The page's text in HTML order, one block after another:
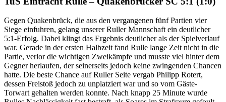
Gegen Quakenbrück, die aus den vergangenen fünf Partien vier
Siege einfuhren, gelang unserer Ruller Mannschaft ein deutlicher
5:1-Erfolg. Dabei klingt das Ergebnis deutlicher als der Spielverlauf
war. Gerade in der ersten Halbzeit fand Rulle lange Zeit nicht in die
Partie, verlor die wichtigen Zweikämpfe und musste viel hinter dem
Gegner herlaufen, der seinerseits jedoch keine zwingenden Chancen
hatte. Die beste Chance auf Ruller Seite vergab Philipp Rotert,
dessen Freistoß jedoch zu unplatziert war und so vom Gäste-
Torwart gehalten werden konnte. Nach knapp 25 Minute wurde